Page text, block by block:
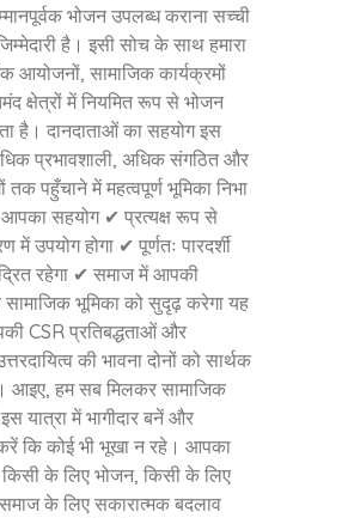
भोजन उपलब्ध कराना सच्ची
है। इसी सोच के साथ हमारा
आयोजनों, सामाजिक कार्यक्रमों
क्षेत्रों में नियमित रूप से भोजन
है। दानदाताओं का सहयोग इस
प्रभावशाली, अधिक संगठित और
तक पहुँचाने में महत्वपूर्ण भूमिका निभा
सहयोग ✔ प्रत्यक्ष रूप से
में उपयोग होगा ✔ पूर्णतः पारदर्शी
रहेगा ✔ समाज में आपकी
सामाजिक भूमिका को सुदृढ़ करेगा यह
CSR प्रतिबद्धताओं और
की भावना दोनों को सार्थक
आइए, हम सब मिलकर सामाजिक
यात्रा में भागीदार बनें और
कि कोई भी भूखा न रहे। आपका
के लिए भोजन, किसी के लिए
के लिए सकारात्मक बदलाव